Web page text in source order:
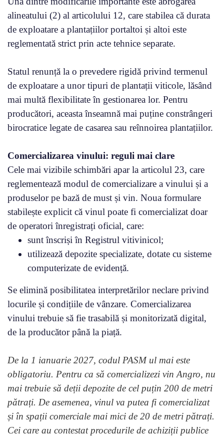
alineatului (2) al articolului 12, care stabilea că durata
de exploatare a plantațiilor portaltoi și altoi este
reglementată strict prin acte tehnice separate.
Statul renunță la o prevedere rigidă privind termenul
de exploatare a unor tipuri de plantații viticole, lăsând
mai multă flexibilitate în gestionarea lor. Pentru
producători, aceasta înseamnă mai puține constrângeri
birocratice legate de casarea sau reînnoirea plantațiilor.
Comercializarea vinului: reguli mai clare
Cele mai vizibile schimbări apar la articolul 23, care
reglementează modul de comercializare a vinului și a
produselor pe bază de must și vin. Noua formulare
stabilește explicit că vinul poate fi comercializat doar
de operatori înregistrați oficial, care:
sunt înscriși în Registrul vitivinicol;
utilizează depozite specializate, dotate cu sisteme
computerizate de evidență.
Se elimină posibilitatea interpretărilor neclare privind
locurile și condițiile de vânzare. Comercializarea
vinului trebuie să fie trasabilă și monitorizată digital,
de la producător până la piață.
De la 1 ianuarie 2027, codul PASM ul mai este
obligatoriu. Pentru ca să comercializezi vin Angro, nu
mai trebuie să deții depozite de cel puțin 200 de metri
pătrați. De asemenea, vinul va putea fi comercializat
și în spații comerciale mai mici de 20 de metri pătrați.
Cei care au contestat procedurile de achiziții publice